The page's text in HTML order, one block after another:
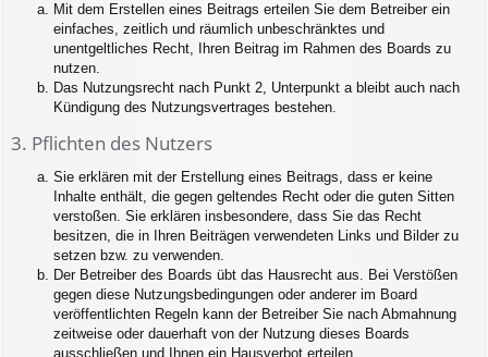
Mit dem Erstellen eines Beitrags erteilen Sie dem Betreiber ein
einfaches, zeitlich und räumlich unbeschränktes und
unentgeltliches Recht, Ihren Beitrag im Rahmen des Boards zu
nutzen.
Das Nutzungsrecht nach Punkt 2, Unterpunkt a bleibt auch nach
Kündigung des Nutzungsvertrages bestehen.
3. Pflichten des Nutzers
Sie erklären mit der Erstellung eines Beitrags, dass er keine
Inhalte enthält, die gegen geltendes Recht oder die guten Sitten
verstoßen. Sie erklären insbesondere, dass Sie das Recht
besitzen, die in Ihren Beiträgen verwendeten Links und Bilder zu
setzen bzw. zu verwenden.
Der Betreiber des Boards übt das Hausrecht aus. Bei Verstößen
gegen diese Nutzungsbedingungen oder anderer im Board
veröffentlichten Regeln kann der Betreiber Sie nach Abmahnung
zeitweise oder dauerhaft von der Nutzung dieses Boards
ausschließen und Ihnen ein Hausverbot erteilen.